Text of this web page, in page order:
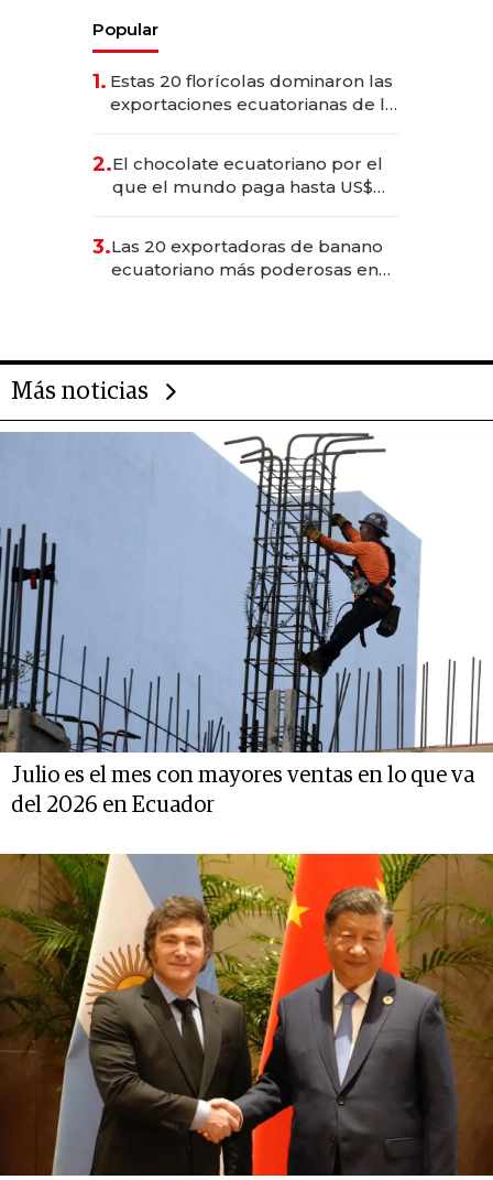
Popular
1. Estas 20 florícolas dominaron las
exportaciones ecuatorianas de la
2.El chocolate ecuatoriano por el
que el mundo paga hasta US$
3.Las 20 exportadoras de banano
ecuatoriano más poderosas en
Más noticias
Julio es el mes con mayores ventas en lo que va
del 2026 en Ecuador